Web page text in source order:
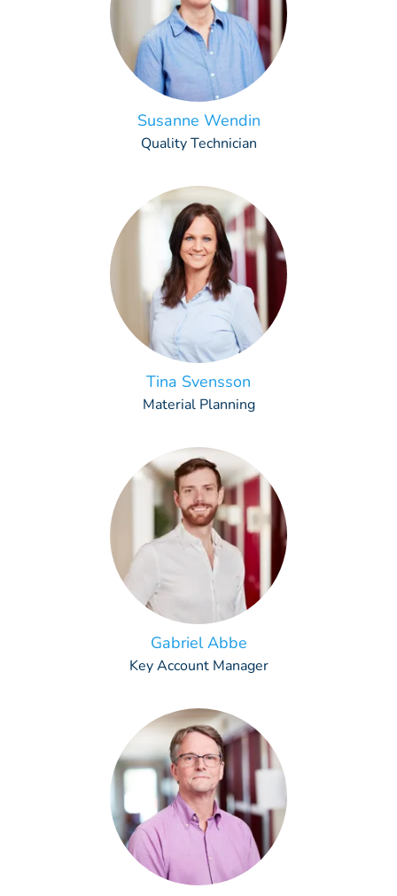
Susanne Wendin
Quality Technician
Tina Svensson
Material Planning
Gabriel Abbe
Key Account Manager